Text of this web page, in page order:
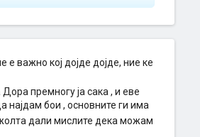
важно кој дојде дојде, ние ке
премногу ја сака , и еве
бои , основните ги има
дали мислите дека можам